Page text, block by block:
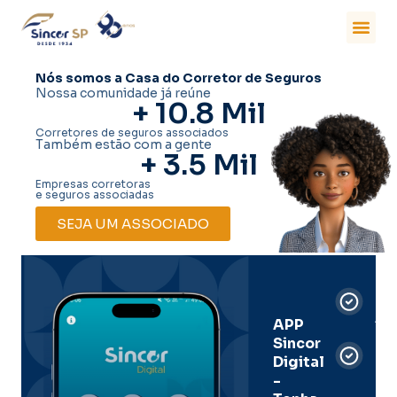
Nós somos a Casa do Corretor de Seguros
Nossa comunidade já reúne
+ 10.8 Mil
Corretores de seguros associados
Também estão com a gente
+ 3.5 Mil
Empresas corretoras
e seguros associadas
SEJA UM ASSOCIADO
APP
Sincor
Digital
-